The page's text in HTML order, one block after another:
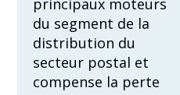
principaux moteurs
du segment de la
distribution du
secteur postal et
compense la perte